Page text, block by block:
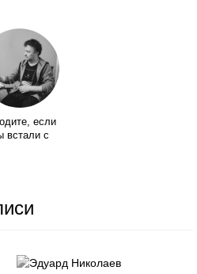
если
встали с